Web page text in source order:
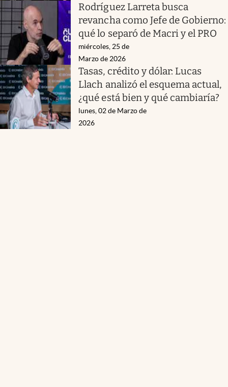
Rodríguez Larreta busca
revancha como Jefe de Gobierno:
qué lo separó de Macri y el PRO
miércoles, 25 de
Marzo de 2026
Tasas, crédito y dólar: Lucas
Llach analizó el esquema actual,
¿qué está bien y qué cambiaría?
lunes, 02 de Marzo de
2026